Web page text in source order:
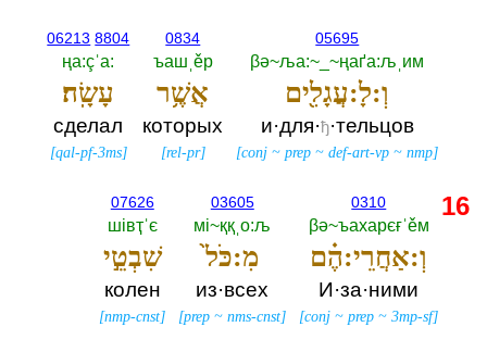
05695
βә~ља:~_~ңаґа:љˌим
וְ:לָ:עֲגָלִ֖ים
и·для·ђ·тельцов
[conj ~prep ~def-art-vp ~nmp]
0834
ъашˌěр
אֲשֶׁ֥ר
которых
[rel-pr]
06213 8804
ңа:çˈа:‎
עָשָֽׂה׃
сделал
[qal-pf-3ms]
0310
βә~ъахарєғˈěм
וְ:אַחֲרֵי:הֶ֗ם
И·за·ними
[conj ~prep ~3mp-sf]
03605
мi~ққˌо:љ
מִ:כֹּל֙
из·всех
[prep ~nms-cnst]
07626
шiвҭˈє
שִׁבְטֵ֣י
колен
[nmp-cnst]
16